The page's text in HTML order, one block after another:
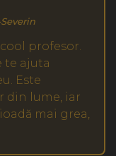
profesor.
te ajuta
Este
din lume, iar
mai grea,